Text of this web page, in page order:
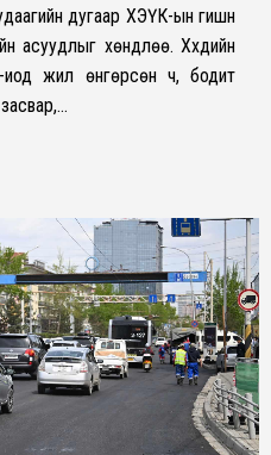
дугаар ХЭҮК-ын гишүүн
асуудлыг хөндлөө. Хүүхдийн
жил өнгөрсөн ч, бодит